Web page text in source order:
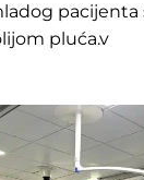
pacijenta
pluća.v